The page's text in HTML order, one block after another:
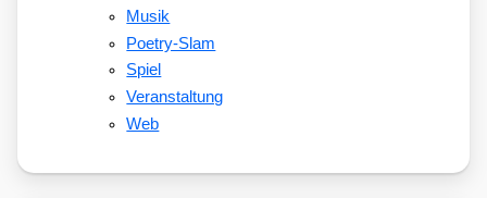
Musik
Poetry-Slam
Spiel
Veranstaltung
Web